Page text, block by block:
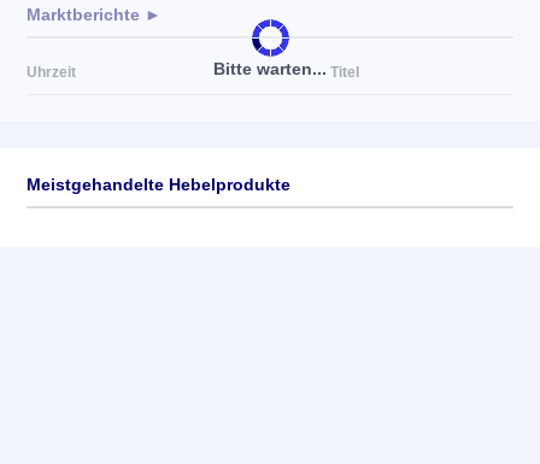
Bitte warten...
Marktberichte ►
Uhrzeit Titel
Meistgehandelte Hebelprodukte